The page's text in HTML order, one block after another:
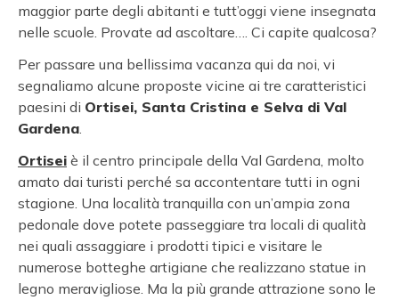
maggior parte degli abitanti e tutt’oggi viene insegnata
nelle scuole. Provate ad ascoltare…. Ci capite qualcosa?
Per passare una bellissima vacanza qui da noi, vi
segnaliamo alcune proposte vicine ai tre caratteristici
paesini di Ortisei, Santa Cristina e Selva di Val
Gardena.
Ortisei è il centro principale della Val Gardena, molto
amato dai turisti perché sa accontentare tutti in ogni
stagione. Una località tranquilla con un’ampia zona
pedonale dove potete passeggiare tra locali di qualità
nei quali assaggiare i prodotti tipici e visitare le
numerose botteghe artigiane che realizzano statue in
legno meravigliose. Ma la più grande attrazione sono le